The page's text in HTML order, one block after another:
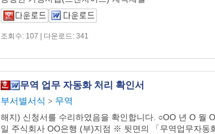
조회수: 107 | 다운로드: 341
무역 업무 자동화 처리 확인서
부서별서식 > 무역
해지) 신청서를 수리하였음을 확인합니다. ○OO 년 O 월 O
일 주식회사 OO은행 (부)지점 ※ 뒷면의 「무역업무자동